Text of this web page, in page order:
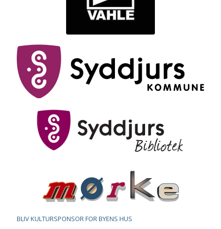
BLIV KULTURSPONSOR FOR BYENS HUS